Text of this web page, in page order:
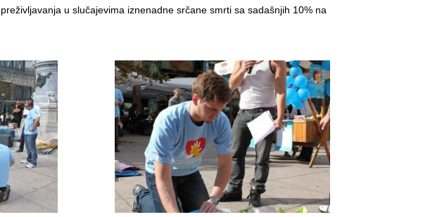
u slučajevima iznenadne srčane smrti sa sadašnjih 10% na